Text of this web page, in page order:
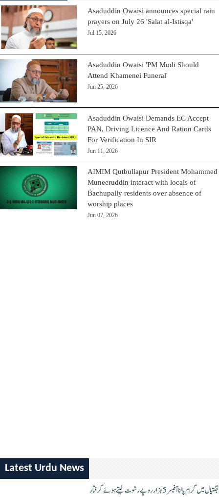
Asaduddin Owaisi announces special rain
prayers on July 26 'Salat al-Istisqa'
Jul 15, 2026
Asaduddin Owaisi 'PM Modi Should
Attend Khamenei Funeral'
Jun 25, 2026
Asaduddin Owaisi Demands EC Accept
PAN, Driving Licence And Ration Cards
For Verification In SIR
Jun 11, 2026
AIMIM Qutbullapur President Mohammed
Muneeruddin interact with locals of
Bachupally residents over absence of
worship places
Jun 07, 2026
Latest Urdu News
جگتیال میں گرام پالنا آفیسر 5 ہزار روپے رشوت لیتے ہوئے گرفتار